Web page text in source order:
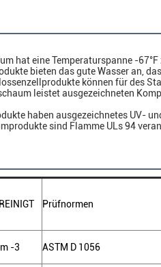
hat eine Temperaturspanne -67°F
bieten das gute Wasser an,
können für des
leistet ausgezeichneten
haben ausgezeichnetes UV-
sind Flamme ULs 94
Prüfnormen
-3 ASTM D 1056